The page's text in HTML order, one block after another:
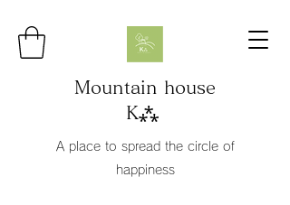
Mountain house
K⁂
A place to spread the circle of
happiness